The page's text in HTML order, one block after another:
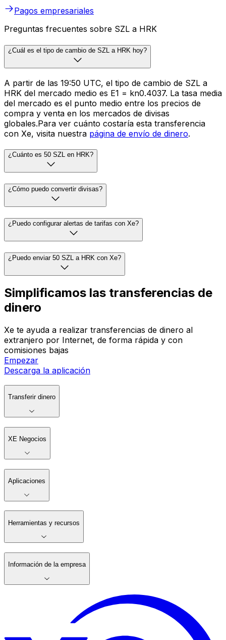
Pagos empresariales
Preguntas frecuentes sobre SZL a HRK
¿Cuál es el tipo de cambio de SZL a HRK hoy?
A partir de las 19:50 UTC, el tipo de cambio de SZL a
HRK del mercado medio es E1 = kn0.4037. La tasa media
del mercado es el punto medio entre los precios de
compra y venta en los mercados de divisas
globales.Para ver cuánto costaría esta transferencia
con Xe, visita nuestra página de envío de dinero.
¿Cuánto es 50 SZL en HRK?
¿Cómo puedo convertir divisas?
¿Puedo configurar alertas de tarifas con Xe?
¿Puedo enviar 50 SZL a HRK con Xe?
Simplificamos las transferencias de
dinero
Xe te ayuda a realizar transferencias de dinero al
extranjero por Internet, de forma rápida y con
comisiones bajas
Empezar
Descarga la aplicación
Transferir dinero
XE Negocios
Aplicaciones
Herramientas y recursos
Información de la empresa